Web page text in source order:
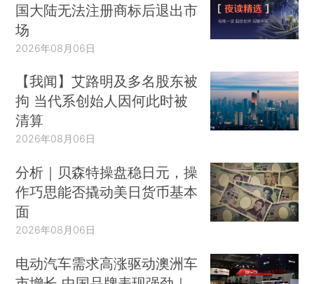
国大陆无法注册商标后退出市
场
2026年08月06日
【我闻】艾路明及多名股东被
拘 当代系创始人因何此时被
清算
2026年08月06日
分析｜贝森特操盘稳日元，操
作巧思能否撬动美日货币基本
面
2026年08月06日
电动汽车需求高涨驱动澳洲车